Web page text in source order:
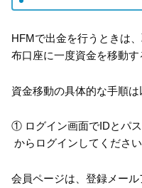
HFMで出金を行うときは
布口座に一度資金を移動す
資金移動の具体的な手順は
① ログイン画面でIDとパ
からログインしてください
会員ページは、登録メー